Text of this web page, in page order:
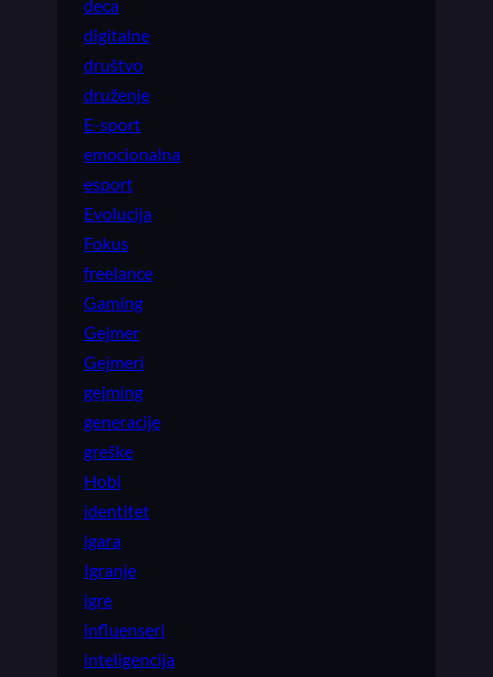
deca
digitalne
društvo
druženje
E-sport
emocionalna
esport
Evolucija
Fokus
freelance
Gaming
Gejmer
Gejmeri
gejming
generacije
greške
Hobi
identitet
igara
Igranje
igre
influenseri
inteligencija